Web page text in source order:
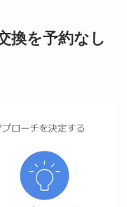
換を予約なし